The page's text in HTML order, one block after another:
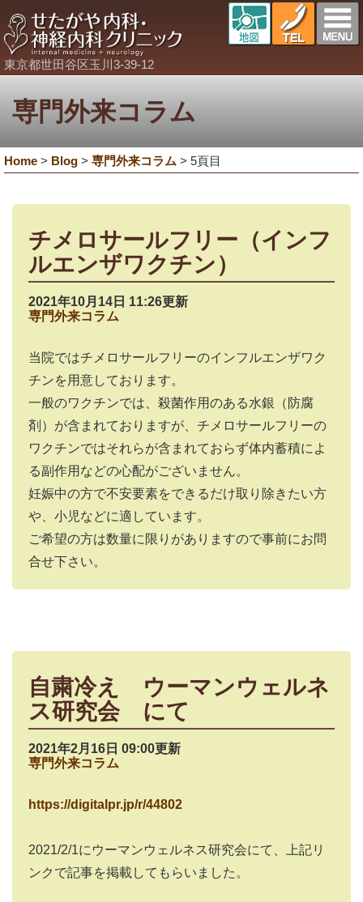
東京都世田谷区玉川3-39-12
専門外来コラム
Home > Blog > 専門外来コラム > 5頁目
チメロサールフリー（インフ
ルエンザワクチン）
2021年10月14日 11:26更新
専門外来コラム
当院ではチメロサールフリーのインフルエンザワク
チンを用意しております。
一般のワクチンでは、殺菌作用のある水銀（防腐
剤）が含まれておりますが、チメロサールフリーの
ワクチンではそれらが含まれておらず体内蓄積によ
る副作用などの心配がございません。
妊娠中の方で不安要素をできるだけ取り除きたい方
や、小児などに適しています。
ご希望の方は数量に限りがありますので事前にお問
合せ下さい。
自粛冷え ウーマンウェルネ
ス研究会 にて
2021年2月16日 09:00更新
専門外来コラム
https://digitalpr.jp/r/44802
2021/2/1にウーマンウェルネス研究会にて、上記リ
ンクで記事を掲載してもらいました。